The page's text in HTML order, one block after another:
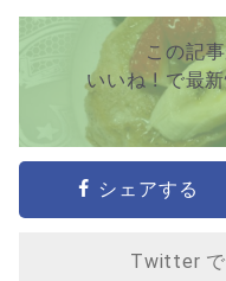
この記
いいね ! で最
シェアする
Twitter で